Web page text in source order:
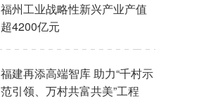
福州工业战略性新兴产业产值
超4200亿元
福建再添高端智库 助力“千村示
范引领、万村共富共美”工程